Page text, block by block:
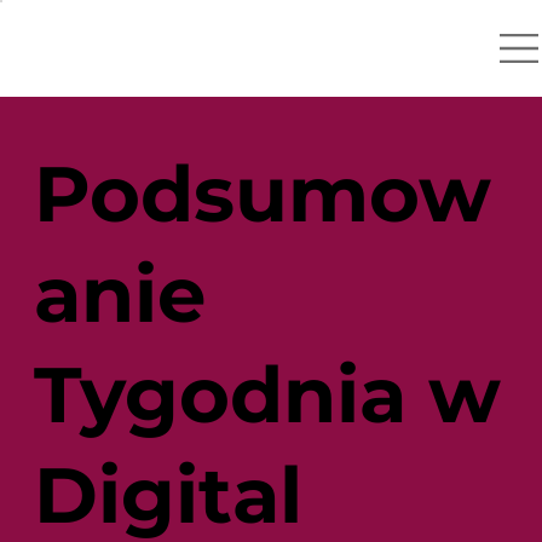
Podsumow
anie
Tygodnia w
Digital